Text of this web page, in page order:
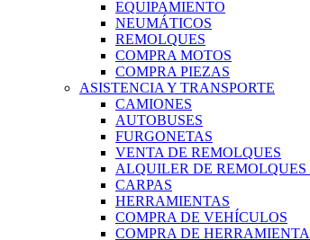
EQUIPAMIENTO
NEUMÁTICOS
REMOLQUES
COMPRA MOTOS
COMPRA PIEZAS
ASISTENCIA Y TRANSPORTE
CAMIONES
AUTOBUSES
FURGONETAS
VENTA DE REMOLQUES
ALQUILER DE REMOLQUES
CARPAS
HERRAMIENTAS
COMPRA DE VEHÍCULOS
COMPRA DE